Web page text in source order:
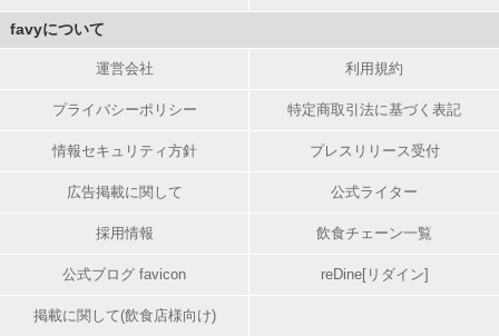
favyについて
運営会社 利用規約
プライバシーポリシー 特定商取引法に基づく表記
情報セキュリティ方針 プレスリリース受付
広告掲載に関して 公式ライター
採用情報 飲食チェーン一覧
公式ブログ favicon reDine[リダイン]
掲載に関して(飲食店様向け)